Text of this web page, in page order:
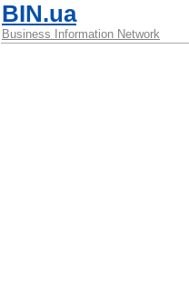
BIN.ua
Business Information Network